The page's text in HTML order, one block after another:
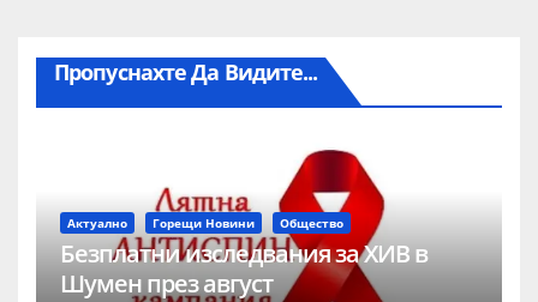
Пропуснахте Да Видите...
Актуално Горещи Новини Общество
Безплатни изследвания за ХИВ в
Шумен през август